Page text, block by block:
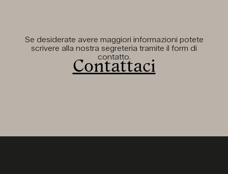
Se desiderate avere maggiori informazioni potete
scrivere alla nostra segreteria tramite il form di
contatto.
Contattaci